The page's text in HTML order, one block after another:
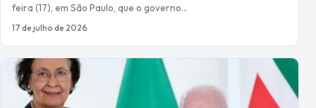
feira (17), em São Paulo, que o governo…
17 de julho de 2026